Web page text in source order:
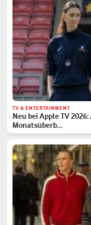
TV & ENTERTAINMENT
Neu bei Apple TV
Monatsüberb…